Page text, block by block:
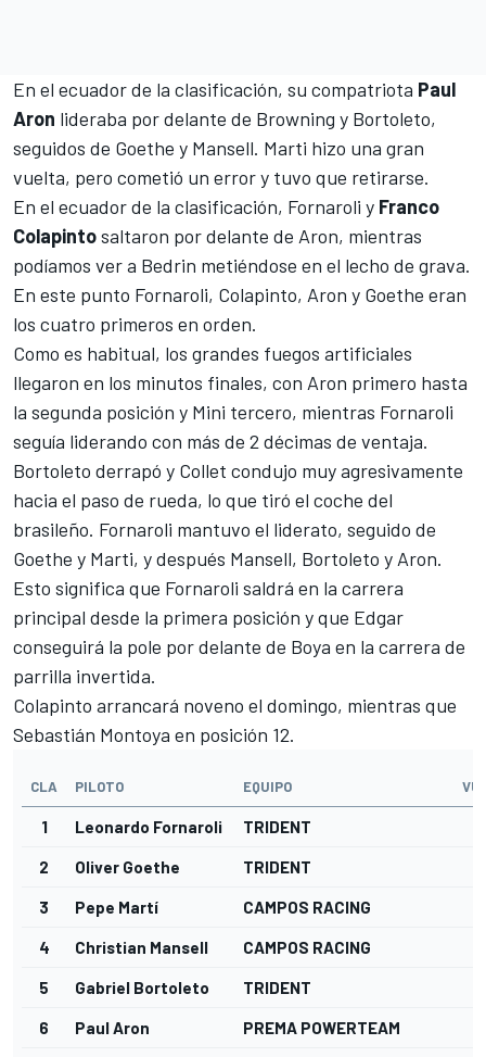
En el ecuador de la clasificación, su compatriota Paul
Aron lideraba por delante de Browning y Bortoleto,
seguidos de Goethe y Mansell. Marti hizo una gran
vuelta, pero cometió un error y tuvo que retirarse.
En el ecuador de la clasificación, Fornaroli y Franco
Colapintosaltaron por delante de Aron, mientras
podíamos ver a Bedrin metiéndose en el lecho de grava.
En este punto Fornaroli, Colapinto, Aron y Goethe eran
los cuatro primeros en orden.
Como es habitual, los grandes fuegos artificiales
llegaron en los minutos finales, con Aron primero hasta
la segunda posición y Mini tercero, mientras Fornaroli
seguía liderando con más de 2 décimas de ventaja.
Bortoleto derrapó y Collet condujo muy agresivamente
hacia el paso de rueda, lo que tiró el coche del
brasileño. Fornaroli mantuvo el liderato, seguido de
Goethe y Marti, y después Mansell, Bortoleto y Aron.
Esto significa que Fornaroli saldrá en la carrera
principal desde la primera posición y que Edgar
conseguirá la pole por delante de Boya en la carrera de
parrilla invertida.
Colapinto arrancará noveno el domingo, mientras que
Sebastián Montoya en posición 12.
CLA PILOTO EQUIPO
1 Leonardo Fornaroli TRIDENT
2 Oliver Goethe TRIDENT
3 Pepe Martí CAMPOS RACING
4 Christian Mansell CAMPOS RACING
5 Gabriel Bortoleto TRIDENT
6 Paul Aron PREMA POWERTEAM